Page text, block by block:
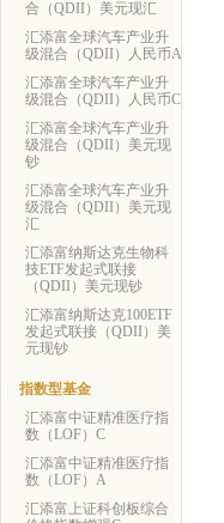
合（QDII）美元现汇
汇添富全球汽车产业升
级混合（QDII）人民币A
汇添富全球汽车产业升
级混合（QDII）人民币C
汇添富全球汽车产业升
级混合（QDII）美元现
钞
汇添富全球汽车产业升
级混合（QDII）美元现
汇
汇添富纳斯达克生物科
技ETF发起式联接
（QDII）美元现钞
汇添富纳斯达克100ETF
发起式联接（QDII）美
元现钞
指数型基金
汇添富中证精准医疗指
数（LOF）C
汇添富中证精准医疗指
数（LOF）A
汇添富上证科创板综合